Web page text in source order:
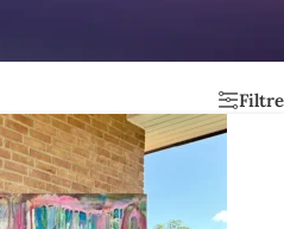
Filtre